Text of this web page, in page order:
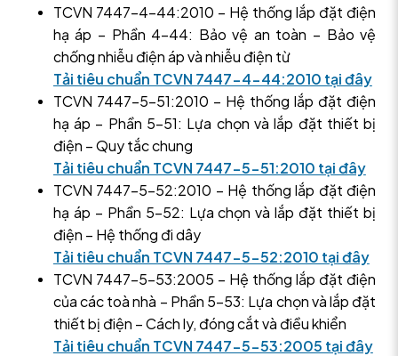
TCVN 7447-4-44:2010 – Hệ thống lắp đặt điện
hạ áp – Phần 4-44: Bảo vệ an toàn – Bảo vệ
chống nhiễu điện áp và nhiễu điện từ
Tải tiêu chuẩn TCVN 7447-4-44:2010 tại đây
TCVN 7447-5-51:2010 – Hệ thống lắp đặt điện
hạ áp – Phần 5-51: Lựa chọn và lắp đặt thiết bị
điện – Quy tắc chung
Tải tiêu chuẩn TCVN 7447-5-51:2010 tại đây
TCVN 7447-5-52:2010 – Hệ thống lắp đặt điện
hạ áp – Phần 5-52: Lựa chọn và lắp đặt thiết bị
điện – Hệ thống đi dây
Tải tiêu chuẩn TCVN 7447-5-52:2010 tại đây
TCVN 7447-5-53:2005 – Hệ thống lắp đặt điện
của các toà nhà – Phần 5-53: Lựa chọn và lắp đặt
thiết bị điện – Cách ly, đóng cắt và điều khiển
Tải tiêu chuẩn TCVN 7447-5-53:2005 tại đây